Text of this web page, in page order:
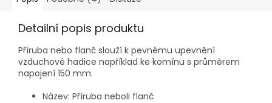
Detailní popis produktu
Příruba nebo flanč slouží k pevnému upevnění
vzduchové hadice například ke komínu s průměrem
napojení 150 mm.
Název: Příruba neboli flanč